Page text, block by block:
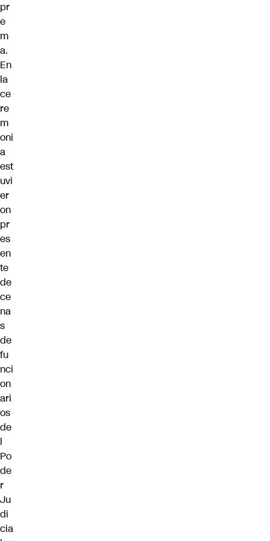
pr
e
m
a.
En
la
ce
re
m
oni
a
est
uvi
er
on
pr
es
en
te
de
ce
na
s
de
fu
nci
on
ari
os
de
l
Po
de
r
Ju
di
cia